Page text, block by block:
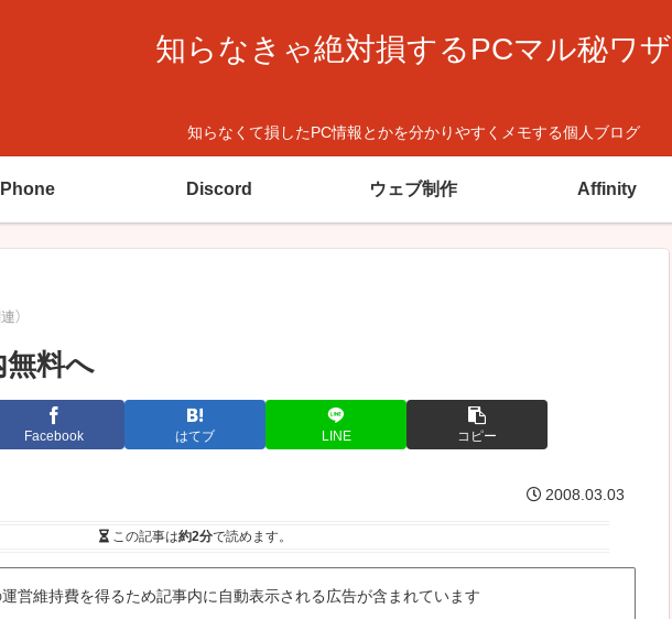
知らなきゃ絶対損するPCマル秘ワザ
知らなくて損したPC情報とかを分かりやすくメモする個人ブログ
Discord ウェブ制作 Affinity
）
料へ
Facebook はてブ LINE コピー
2008.03.03
この記事は約2分で読めます。
営維持費を得るため記事内に自動表示される広告が含まれています